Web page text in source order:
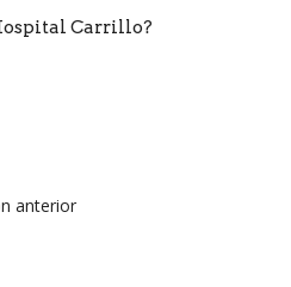
Carrillo?
anterior